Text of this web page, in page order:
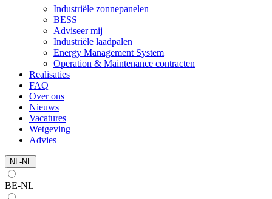
Industriële zonnepanelen
BESS
Adviseer mij
Industriële laadpalen
Energy Management System
Operation & Maintenance contracten
Realisaties
FAQ
Over ons
Nieuws
Vacatures
Wetgeving
Advies
NL-NL
BE-NL